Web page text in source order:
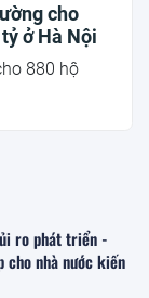
cho
ở Hà Nội
880 hộ
ro phát triển -
nhà nước kiến